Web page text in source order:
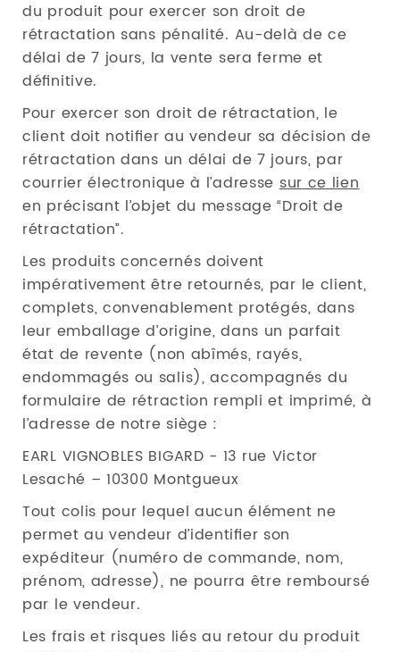
du produit pour exercer son droit de
rétractation sans pénalité. Au-delà de ce
délai de 7 jours, la vente sera ferme et
déﬁnitive.
Pour exercer son droit de rétractation, le
client doit notiﬁer au vendeur sa décision de
rétractation dans un délai de 7 jours, par
courrier électronique à l’adressesur ce lien
en précisant l’objet du message “Droit de
rétractation”.
Les produits concernés doivent
impérativement être retournés, par le client,
complets, convenablement protégés, dans
leur emballage d’origine, dans un parfait
état de revente (non abîmés, rayés,
endommagés ou salis), accompagnés du
formulaire de rétraction rempli et imprimé, à
l’adresse de notre siège :
EARL VIGNOBLES BIGARD - 13 rue Victor
Lesaché – 10300 Montgueux
Tout colis pour lequel aucun élément ne
permet au vendeur d’identiﬁer son
expéditeur (numéro de commande, nom,
prénom, adresse), ne pourra être remboursé
par le vendeur.
Les frais et risques liés au retour du produit